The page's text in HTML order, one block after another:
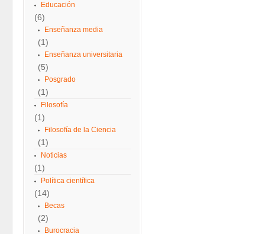
Educación
(6)
Enseñanza media
(1)
Enseñanza universitaria
(5)
Posgrado
(1)
Filosofía
(1)
Filosofía de la Ciencia
(1)
Noticias
(1)
Política científica
(14)
Becas
(2)
Burocracia